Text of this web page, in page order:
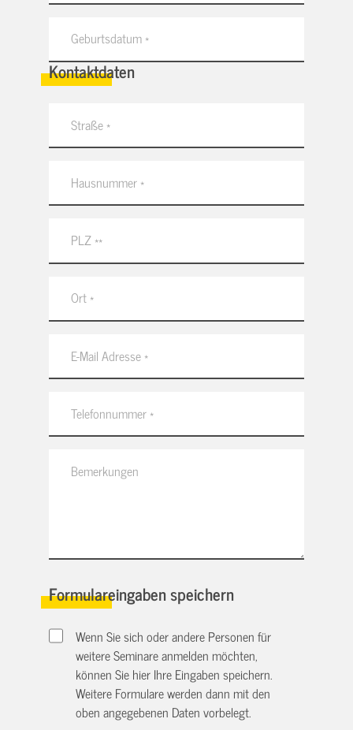
Kontaktdaten
Formulareingaben speichern
Wenn Sie sich oder andere Personen für
weitere Seminare anmelden möchten,
können Sie hier Ihre Eingaben speichern.
Weitere Formulare werden dann mit den
oben angegebenen Daten vorbelegt.